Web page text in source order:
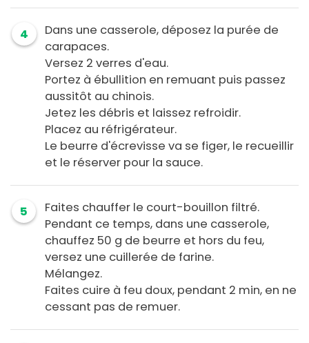
4
Dans une casserole, déposez la purée de
carapaces.
Versez 2 verres d'eau.
Portez à ébullition en remuant puis passez
aussitôt au chinois.
Jetez les débris et laissez refroidir.
Placez au réfrigérateur.
Le beurre d'écrevisse va se figer, le recueillir
et le réserver pour la sauce.
5
Faites chauffer le court-bouillon filtré.
Pendant ce temps, dans une casserole,
chauffez 50 g de beurre et hors du feu,
versez une cuillerée de farine.
Mélangez.
Faites cuire à feu doux, pendant 2 min, en ne
cessant pas de remuer.